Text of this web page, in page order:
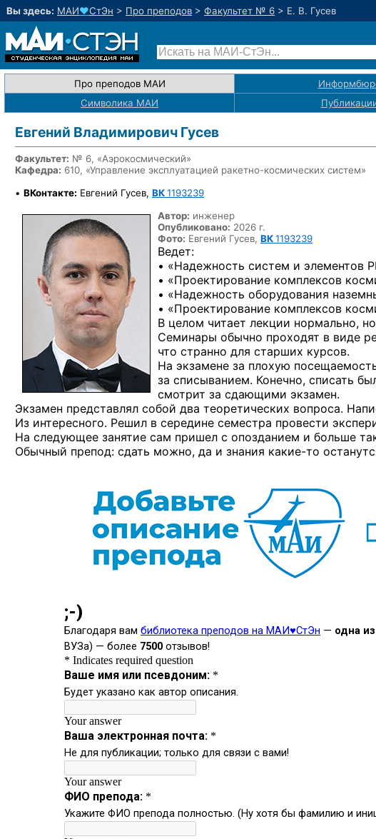
Вы здесь: МАИ♥СтЭн > Про преподов > Факультет № 6 > Е. В. Гусев
Про преподов МАИ
Символика МАИ
Евгений Владимирович Гусев
Факультет: № 6, «Аэрокосмический»
Кафедра: 610, «Управление эксплуатацией ракетно-космических систем»
• ВКонтакте: Евгений Гусев, ВК1193239
Автор: инженер
Опубликовано: 2026 г.
Фото: Евгений Гусев, ВК1193239
Ведет:
• «Надежность систем и элементов
• «Проектирование комплексов
• «Надежность оборудования
• «Проектирование комплексов
В целом читает лекции нормально,
Семинары обычно проходят в виде
что странно для старших курсов.
На экзамене за плохую
за списыванием. Конечно, списать
смотрит за сдающими экзамен.
Экзамен представлял собой два теоретических вопроса.
Из интересного. Решил в середине семестра провести
На следующее занятие сам пришел с опозданием и больше
Обычный препод: сдать можно, да и знания какие-то